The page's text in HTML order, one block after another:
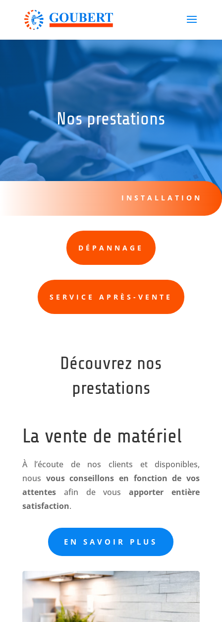
Nos prestations
INSTALLATION
DÉPANNAGE
SERVICE APRÈS-VENTE
Découvrez nos
prestations
La vente de matériel
À l’écoute de nos clients et disponibles,
nous vous conseillons en fonction de vos
attentesafin de vousapporter entière
satisfaction.
EN SAVOIR PLUS